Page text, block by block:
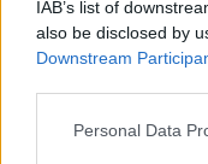
IAB’s list of
also be disclosed by
Downstream
Please note that this
Personal Data